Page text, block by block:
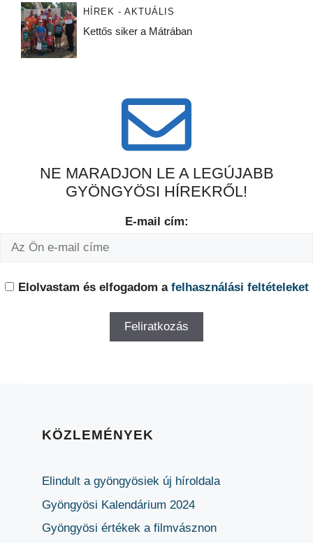
HÍREK - AKTUÁLIS
Kettős siker a Mátrában
NE MARADJON LE A LEGÚJABB
GYÖNGYÖSI HÍREKRŐL!
E-mail cím:
Elolvastam és elfogadom a felhasználási feltételeket
KÖZLEMÉNYEK
Elindult a gyöngyösiek új híroldala
Gyöngyösi Kalendárium 2024
Gyöngyösi értékek a filmvásznon